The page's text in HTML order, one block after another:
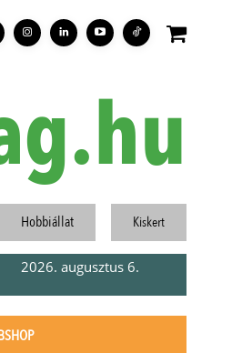
Hobbiállat Kiskert
2026. augusztus 6.